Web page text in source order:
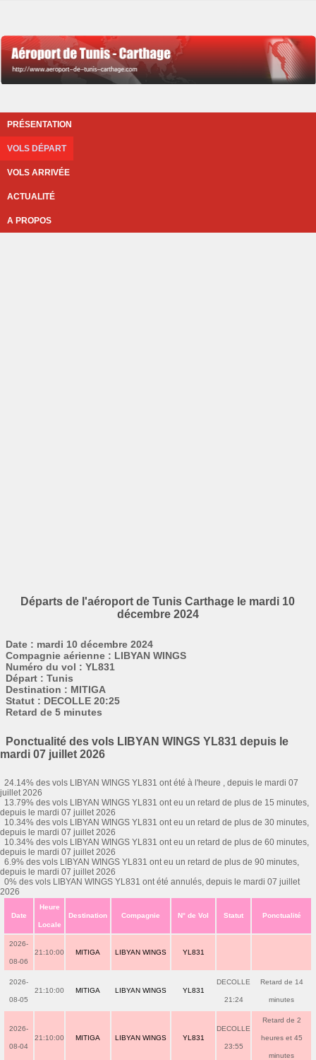
PRÉSENTATION
VOLS DÉPART
VOLS ARRIVÉE
ACTUALITÉ
A PROPOS
Départs de l'aéroport de Tunis Carthage le mardi 10
décembre 2024
Date : mardi 10 décembre 2024
Compagnie aérienne : LIBYAN WINGS
Numéro du vol : YL831
Départ : Tunis
Destination : MITIGA
Statut : DECOLLE 20:25
Retard de 5 minutes
Ponctualité des vols LIBYAN WINGS YL831 depuis le
mardi 07 juillet 2026
24.14% des vols LIBYAN WINGS YL831 ont été à l'heure , depuis le mardi 07
juillet 2026
13.79% des vols LIBYAN WINGS YL831 ont eu un retard de plus de 15 minutes,
depuis le mardi 07 juillet 2026
10.34% des vols LIBYAN WINGS YL831 ont eu un retard de plus de 30 minutes,
depuis le mardi 07 juillet 2026
10.34% des vols LIBYAN WINGS YL831 ont eu un retard de plus de 60 minutes,
depuis le mardi 07 juillet 2026
6.9% des vols LIBYAN WINGS YL831 ont eu un retard de plus de 90 minutes,
depuis le mardi 07 juillet 2026
0% des vols LIBYAN WINGS YL831 ont été annulés, depuis le mardi 07 juillet
2026
Date
Heure
Locale
Destination Compagnie N° de Vol Statut Ponctualité
2026-
08-06
21:10:00 MITIGA LIBYAN WINGS YL831
2026-
08-05
21:10:00 MITIGA LIBYAN WINGS YL831
DECOLLE
21:24
Retard de 14
minutes
2026-
08-04
21:10:00 MITIGA LIBYAN WINGS YL831
DECOLLE
23:55
Retard de 2
heures et 45
minutes